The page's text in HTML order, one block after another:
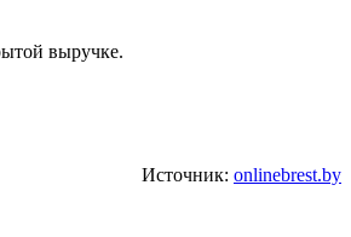
выручке.
Источник: onlinebrest.by